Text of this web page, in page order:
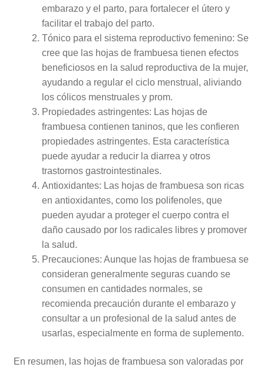
embarazo y el parto, para fortalecer el útero y
facilitar el trabajo del parto.
Tónico para el sistema reproductivo femenino: Se
cree que las hojas de frambuesa tienen efectos
beneficiosos en la salud reproductiva de la mujer,
ayudando a regular el ciclo menstrual, aliviando
los cólicos menstruales y prom.
Propiedades astringentes: Las hojas de
frambuesa contienen taninos, que les confieren
propiedades astringentes. Esta característica
puede ayudar a reducir la diarrea y otros
trastornos gastrointestinales.
Antioxidantes: Las hojas de frambuesa son ricas
en antioxidantes, como los polifenoles, que
pueden ayudar a proteger el cuerpo contra el
daño causado por los radicales libres y promover
la salud.
Precauciones: Aunque las hojas de frambuesa se
consideran generalmente seguras cuando se
consumen en cantidades normales, se
recomienda precaución durante el embarazo y
consultar a un profesional de la salud antes de
usarlas, especialmente en forma de suplemento.
En resumen, las hojas de frambuesa son valoradas por